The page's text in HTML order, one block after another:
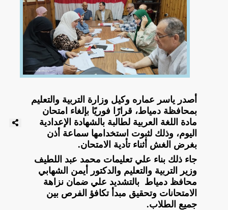
أصدر ياسر عماره وكيل وزارة التربية والتعليم
بمحافظة دمياط، قرارًا فوريًا بإلغاء امتحان
مادة اللغة العربية لطالبة بالشهادة الإعدادية
اليوم، وذلك لثبوت استخدامها سماعة أذن
بغرض الغش أثناء تأدية الامتحان.
جاء ذلك بناء علي تعليمات محمد عبد اللطيف
وزير التربية والتعليم والدكتور أيمن الشهابي
محافظ دمياط بالتشديد علي ضمان نزاهة
الامتحانات وتحقيق مبدأ تكافؤ الفرص بين
جميع الطلاب.